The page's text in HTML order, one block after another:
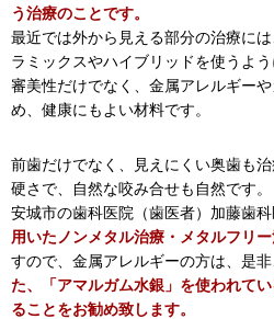
う治療のことです。
最近では外から見える部分の治療に
ラミックスやハイブリッドを使うよう
審美性だけでなく、金属アレルギー
め、健康にもよい材料です。
前歯だけでなく、見えにくい奥歯も
硬さで、自然な咬み合せも自然です。
安城市の歯科医院（歯医者）加藤歯科
用いたノンメタル治療・メタルフリ
すので、金属アレルギーの方は、是
た、「アマルガム水銀」を使われて
ることをお勧め致します。